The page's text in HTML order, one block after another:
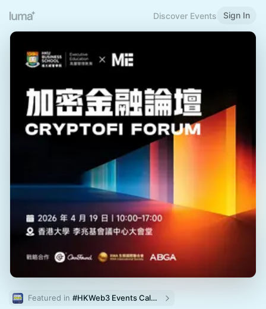
Discover Events Sign In
Featured in #HKWeb3 Events Calendar